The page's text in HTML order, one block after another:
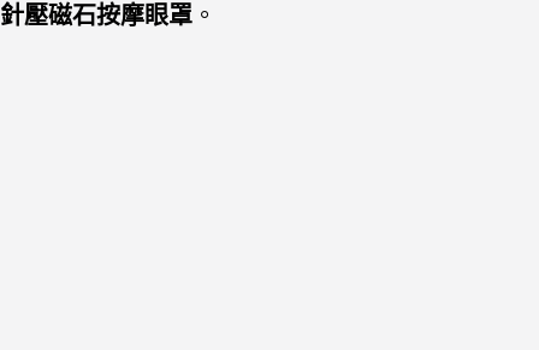
針壓磁石按摩眼罩 。